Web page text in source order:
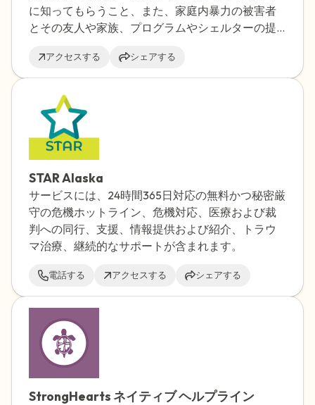
に知ってもらうこと、また、家庭内暴力の被害者
とその友人や家族、プログラムやシェルターの提
ービスや情報を素早く簡単に見つけられるように
することを目指しています。
アクセスする シェアする
STAR Alaska
サービスには、24時間365日対応の無料かつ秘密厳
守の危機ホットライン、危機対応、医療および裁
判への同行、支援、情報提供および紹介、トラウ
マ治療、継続的なサポートが含まれます。
電話する アクセスする シェアする
StrongHearts ネイティブ ヘルプライン